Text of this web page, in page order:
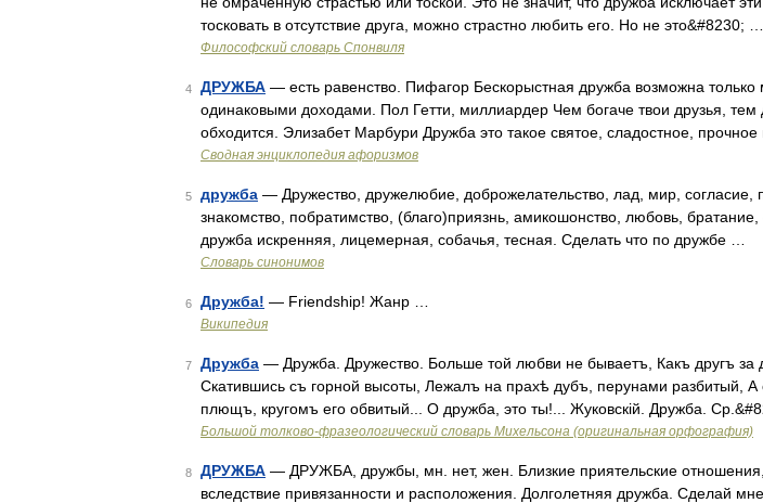
тосковать в отсутствие друга, можно страстно любить его. Но не это&#8230; …
Философский словарь Спонвиля
4 ДРУЖБА — есть равенство. Пифагор Бескорыстная дружба возможна
одинаковыми доходами. Пол Гетти, миллиардер Чем богаче твои друзья, тем
обходится. Элизабет Марбури Дружба это такое святое, сладостное, прочное
Сводная энциклопедия афоризмов
5 дружба — Дружество, дружелюбие, доброжелательство, лад, мир, согласие,
знакомство, побратимство, (благо)приязнь, амикошонство, любовь,
дружба искренняя, лицемерная, собачья, тесная. Сделать что по дружбе …
Словарь синонимов
6 Дружба! — Friendship! Жанр …
Википедия
7 Дружба — Дружба. Дружество. Больше той любви не бываетъ, Какъ другъ за
Скатившись съ горной высоты, Лежалъ на прахѣ дубъ, перунами разбитый, А
плющъ, кругомъ его обвитый... О дружба, это ты!... Жуковскій. Дружба.
Большой толково-фразеологический словарь Михельсона (оригинальная орфография)
8 ДРУЖБА — ДРУЖБА, дружбы, мн. нет, жен. Близкие приятельские отношения,
вследствие привязанности и расположения. Долголетняя дружба. Сделай